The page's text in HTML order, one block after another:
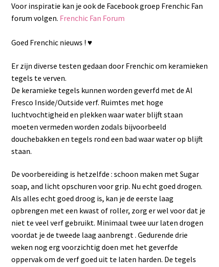
Voor inspiratie kan je ook de Facebook groep Frenchic Fan
forum volgen. Frenchic Fan Forum
Goed Frenchic nieuws ! ♥️
Er zijn diverse testen gedaan door Frenchic om keramieken
tegels te verven.
De keramieke tegels kunnen worden geverfd met de Al
Fresco Inside/Outside verf. Ruimtes met hoge
luchtvochtigheid en plekken waar water blijft staan
moeten vermeden worden zodals bijvoorbeeld
douchebakken en tegels rond een bad waar water op blijft
staan.
De voorbereiding is hetzelfde : schoon maken met Sugar
soap, and licht opschuren voor grip. Nu echt goed drogen.
Als alles echt goed droog is, kan je de eerste laag
opbrengen met een kwast of roller, zorg er wel voor dat je
niet te veel verf gebruikt. Minimaal twee uur laten drogen
voordat je de tweede laag aanbrengt . Gedurende drie
weken nog erg voorzichtig doen met het geverfde
oppervak om de verf goed uit te laten harden. De tegels